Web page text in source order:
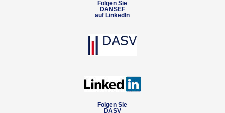
Folgen Sie
DANSEF
auf LinkedIn
Folgen Sie
DASV